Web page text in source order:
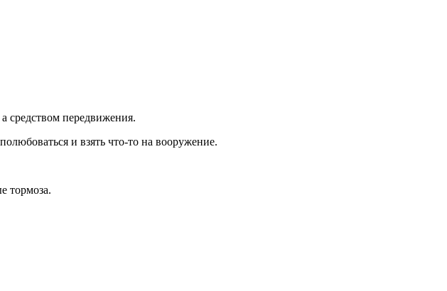
средством передвижения.
и взять что-то на вооружение.
тормоза.